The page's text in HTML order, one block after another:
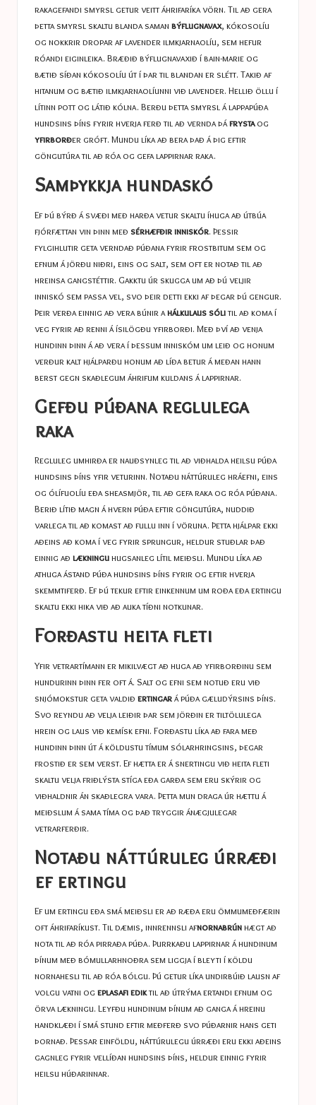
rakagefandi smyrsl getur veitt áhrifaríka vörn. Til að gera
þetta smyrsl skaltu blanda saman býflugnavax, kókosolíu
og nokkrir dropar af lavender ilmkjarnaolíu, sem hefur
róandi eiginleika. Bræðið býflugnavaxið í bain-marie og
bætið síðan kókosolíu út í þar til blandan er slétt. Takið af
hitanum og bætið ilmkjarnaolíunni við lavender. Hellið öllu í
lítinn pott og látið kólna. Berðu þetta smyrsl á lappapúða
hundsins þíns fyrir hverja ferð til að vernda þáfrystaog
yfirborðer gróft. Mundu líka að bera það á þig eftir
göngutúra til að róa og gefa lappirnar raka.
Samþykkja hundaskó
Ef þú býrð á svæði með harða vetur skaltu íhuga að útbúa
fjórfættan vin þinn með sérhæfðir inniskór. Þessir
fylgihlutir geta verndað púðana fyrir frostbitum sem og
efnum á jörðu niðri, eins og salt, sem oft er notað til að
hreinsa gangstéttir. Gakktu úr skugga um að þú veljir
inniskó sem passa vel, svo þeir detti ekki af þegar þú gengur.
Þeir verða einnig að vera búnir ahálkulaus sólitil að koma í
veg fyrir að renni á ísilögðu yfirborði. Með því að venja
hundinn þinn á að vera í þessum inniskóm um leið og honum
verður kalt hjálparðu honum að líða betur á meðan hann
berst gegn skaðlegum áhrifum kuldans á lappirnar.
Gefðu púðana reglulega
raka
Regluleg umhirða er nauðsynleg til að viðhalda heilsu púða
hundsins þíns yfir veturinn. Notaðu náttúruleg hráefni, eins
og ólífuolíu eða sheasmjör, til að gefa raka og róa púðana.
Berið lítið magn á hvern púða eftir göngutúra, nuddið
varlega til að komast að fullu inn í vöruna. Þetta hjálpar ekki
aðeins að koma í veg fyrir sprungur, heldur stuðlar það
einnig að lækninguhugsanleg lítil meiðsli. Mundu líka að
athuga ástand púða hundsins þíns fyrir og eftir hverja
skemmtiferð. Ef þú tekur eftir einkennum um roða eða ertingu
skaltu ekki hika við að auka tíðni notkunar.
Forðastu heita fleti
Yfir vetrartímann er mikilvægt að huga að yfirborðinu sem
hundurinn þinn fer oft á. Salt og efni sem notuð eru við
snjómokstur geta valdið ertingará púða gæludýrsins þíns.
Svo reyndu að velja leiðir þar sem jörðin er tiltölulega
hrein og laus við kemísk efni. Forðastu líka að fara með
hundinn þinn út á köldustu tímum sólarhringsins, þegar
frostið er sem verst. Ef hætta er á snertingu við heita fleti
skaltu velja friðlýsta stíga eða garða sem eru skýrir og
viðhaldnir án skaðlegra vara. Þetta mun draga úr hættu á
meiðslum á sama tíma og það tryggir ánægjulegar
vetrarferðir.
Notaðu náttúruleg úrræði
ef ertingu
Ef um ertingu eða smá meiðsli er að ræða eru ömmumeðfærin
oft áhrifaríkust. Til dæmis, innrennsli afnornabrúnhægt að
nota til að róa pirraða púða. Þurrkaðu lappirnar á hundinum
þínum með bómullarhnoðra sem liggja í bleyti í köldu
nornahesli til að róa bólgu. Þú getur líka undirbúið lausn af
volgu vatni og eplasafi ediktil að útrýma ertandi efnum og
örva lækningu. Leyfðu hundinum þínum að ganga á hreinu
handklæði í smá stund eftir meðferð svo púðarnir hans geti
þornað. Þessar einföldu, náttúrulegu úrræði eru ekki aðeins
gagnleg fyrir vellíðan hundsins þíns, heldur einnig fyrir
heilsu húðarinnar.